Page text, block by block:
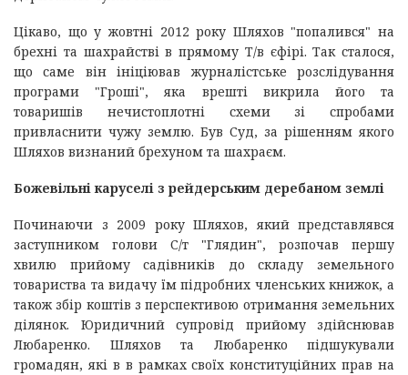
Цікаво, що у жовтні 2012 року Шляхов "попалився" на
брехні та шахрайстві в прямому Т/в єфірі. Так сталося,
що саме він ініціював журналістське розслідування
програми "Гроші", яка врешті викрила його та
товаришів нечистоплотні схеми зі спробами
привласнити чужу землю. Був Суд, за рішенням якого
Шляхов визнаний брехуном та шахраєм.
Божевільні каруселі з рейдерським деребаном землі
Починаючи з 2009 року Шляхов, який представлявся
заступником голови С/т "Глядин", розпочав першу
хвилю прийому садівників до складу земельного
товариства та видачу їм підробних членських книжок, а
також збір коштів з перспективою отримання земельних
ділянок. Юридичний супровід прийому здійснював
Любаренко. Шляхов та Любаренко підшукували
громадян, які в в рамках своїх конституційних прав на